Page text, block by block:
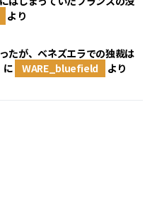
より
たが、ベネズエラでの独裁は
に WARE_bluefield より